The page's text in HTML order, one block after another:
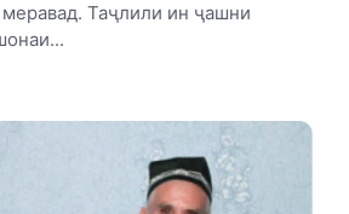
Таҷлили ин ҷашни